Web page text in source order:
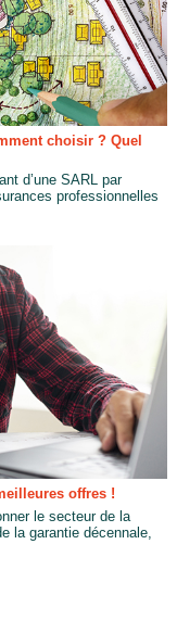
choisir ? Quel
d’une SARL par
professionnelles
offres !
le secteur de la
la garantie décennale,